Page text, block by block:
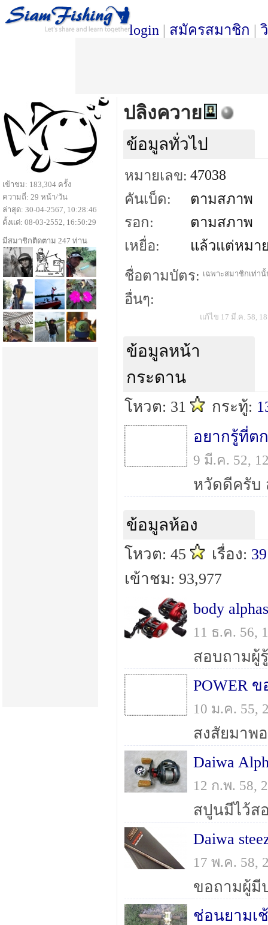
login | สมัครสมาชิก |
ปลิงควาย
ข้อมูลทั่วไป
หมายเลข: 47038
คันเบ็ด:
ตามสภาพ
รอก:
ตามสภาพ
เหยื่อ:
แล้วแต่หมา
ชื่อตามบัตร: เฉพาะสมาชิกเท่า
อื่นๆ:
แก้ไข 17 มี.ค. 58,
ข้อมูลหน้า
กระดาน
โหวต: 31 กระทู้:
อยากรู้ที่ต
9 มี.ค. 52,
ข้อมูลห้อง
โหวต: 45 เรื่อง: 39
เข้าชม: 93,977
11 ธ.ค. 56,
POWER
10 ม.ค. 55,
12 ก.พ. 58,
Daiwa
17 พ.ค. 58,
ช่อนยามเ
เข้าชม: 183,304 ครั้ง
ความถี่: 29 หน้า/วัน
ล่าสุด: 30-04-2567, 10:28:46
ตั้งแต่: 08-03-2552, 16:50:29
มีสมาชิกติดตาม 247 ท่าน